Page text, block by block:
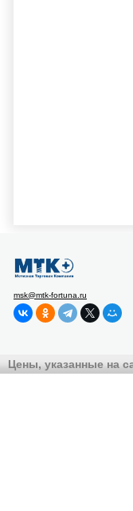
msk@mtk-fortuna.ru
Цены, указанные на